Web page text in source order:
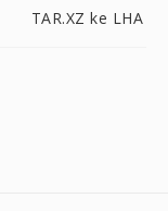
TAR.XZ ke LHA